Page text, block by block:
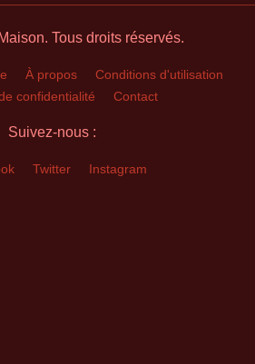
Tous droits réservés.
À propos
Conditions d'utilisation
confidentialité
Contact
Suivez-nous :
Twitter Instagram